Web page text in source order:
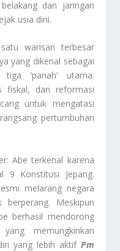
dan jaringan
usia dini.
satu warisan terbesar
yang dikenal sebagai
‘panah’ utama:
fiskal, dan reformasi
untuk mengatasi
pertumbuhan
Abe terkenal karena
9 Konstitusi Jepang.
melarang negara
Meskipun
berhasil mendorong
memungkinkan
yang lebih aktifPm